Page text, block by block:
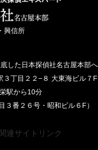
興信所
した日本探偵社名古屋本部へ
丁目２２−８ 大東海ビル７F
駅から10分
３番２６号・昭和ビル６F）
連サイトリンク